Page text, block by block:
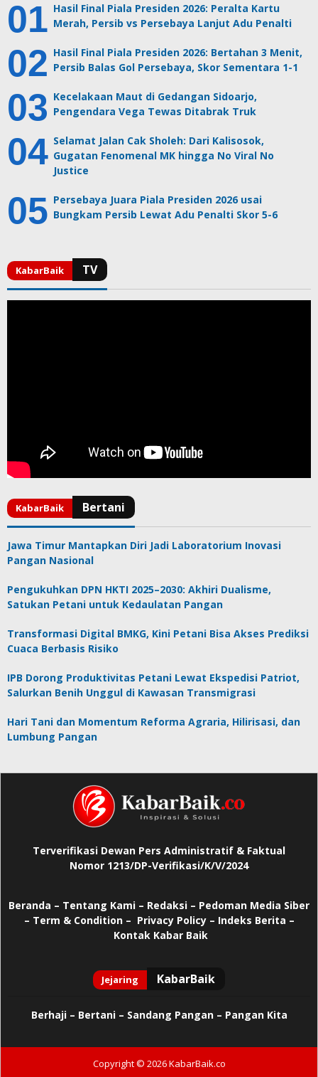
Hasil Final Piala Presiden 2026: Peralta Kartu
Merah, Persib vs Persebaya Lanjut Adu Penalti
Hasil Final Piala Presiden 2026: Bertahan 3 Menit,
Persib Balas Gol Persebaya, Skor Sementara 1-1
Kecelakaan Maut di Gedangan Sidoarjo,
Pengendara Vega Tewas Ditabrak Truk
Selamat Jalan Cak Sholeh: Dari Kalisosok,
Gugatan Fenomenal MK hingga No Viral No
Justice
Persebaya Juara Piala Presiden 2026 usai
Bungkam Persib Lewat Adu Penalti Skor 5-6
Jawa Timur Mantapkan Diri Jadi Laboratorium Inovasi
Pangan Nasional
Pengukuhkan DPN HKTI 2025–2030: Akhiri Dualisme,
Satukan Petani untuk Kedaulatan Pangan
Transformasi Digital BMKG, Kini Petani Bisa Akses Prediksi
Cuaca Berbasis Risiko
IPB Dorong Produktivitas Petani Lewat Ekspedisi Patriot,
Salurkan Benih Unggul di Kawasan Transmigrasi
Hari Tani dan Momentum Reforma Agraria, Hilirisasi, dan
Lumbung Pangan
Terverifikasi Dewan Pers Administratif & Faktual
Nomor 1213/DP-Verifikasi/K/V/2024
Beranda – Tentang Kami – Redaksi – Pedoman Media Siber
– Term & Condition – Privacy Policy– Indeks Berita –
Kontak Kabar Baik
Berhaji– Bertani – Sandang Pangan – Pangan Kita